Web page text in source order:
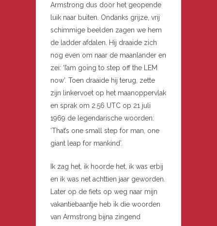
Armstrong dus door het geopende
luik naar buiten. Ondanks grijze, vrij
schimmige beelden zagen we hem
de ladder afdalen. Hij draaide zich
nog even om naar de maanlander en
zei: ‘I’am going to step off the LEM
now’. Toen draaide hij terug, zette
zijn linkervoet op het maanoppervlak
en sprak om 2.56 UTC op 21 juli
1969 de legendarische woorden:
‘That’s one small step for man, one
giant leap for mankind’.
Ik zag het, ik hoorde het, ik was erbij
en ik was net achttien jaar geworden.
Later op de fiets op weg naar mijn
vakantiebaantje heb ik die woorden
van Armstrong bijna zingend